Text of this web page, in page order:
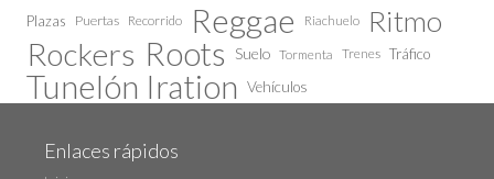
Plazas Puertas Recorrido Reggae Riachuelo Ritmo
Rockers Roots Suelo Tormenta Trenes Tráfico
Tunelón Iration Vehículos
Enlaces rápidos